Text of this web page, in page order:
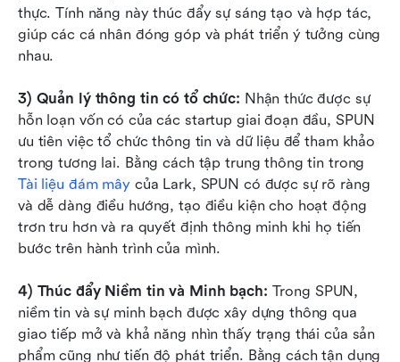
thực. Tính năng này thúc đẩy sự sáng tạo và hợp tác,
giúp các cá nhân đóng góp và phát triển ý tưởng cùng
nhau.
3) Quản lý thông tin có tổ chức: Nhận thức được sự
hỗn loạn vốn có của các startup giai đoạn đầu, SPUN
ưu tiên việc tổ chức thông tin và dữ liệu để tham khảo
Tài liệu đám mây của Lark, SPUN có được sự rõ ràng
và dễ dàng điều hướng, tạo điều kiện cho hoạt động
trơn tru hơn và ra quyết định thông minh khi họ tiến
bước trên hành trình của mình.
4) Thúc đẩy Niềm tin và Minh bạch: Trong SPUN,
niềm tin và sự minh bạch được xây dựng thông qua
giao tiếp mở và khả năng nhìn thấy trạng thái của sản
phẩm cũng như tiến độ phát triển. Bằng cách tận dụng